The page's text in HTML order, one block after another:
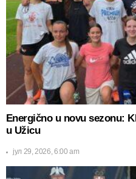
Energično u novu sezonu:
u Užicu
јул 29, 2026, 6:00 am